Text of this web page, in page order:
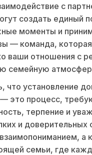
с
создать единый
моменты и
— команда,
ваши отношения с
семейную
что установление
это процесс,
терпение и
и
а
семьи, где